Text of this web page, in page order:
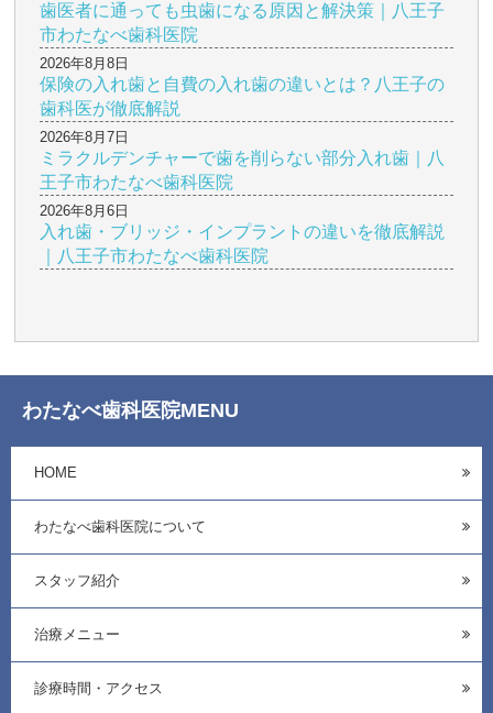
歯医者に通っても虫歯になる原因と解決策｜八王子
市わたなべ歯科医院
2026年8月8日
保険の入れ歯と自費の入れ歯の違いとは？八王子の
歯科医が徹底解説
2026年8月7日
ミラクルデンチャーで歯を削らない部分入れ歯｜八
王子市わたなべ歯科医院
2026年8月6日
入れ歯・ブリッジ・インプラントの違いを徹底解説
｜八王子市わたなべ歯科医院
わたなべ歯科医院MENU
HOME
わたなべ歯科医院について
スタッフ紹介
治療メニュー
診療時間・アクセス